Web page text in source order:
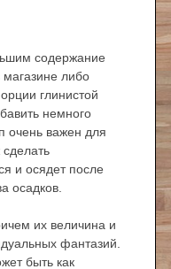
содержание
либо
глинистой
немного
очень важен для
и осядет после
осадков.
их величина и
фантазий.
быть как